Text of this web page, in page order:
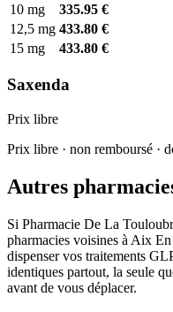
10 mg
335.95 €
12,5 mg 433.80 €
15 mg
433.80 €
Saxenda
Prix libre
Prix libre · non remboursé ·
Autres
Si Pharmacie De La
pharmacies voisines à Aix
dispenser vos traitements
identiques partout, la seule
avant de vous déplacer.